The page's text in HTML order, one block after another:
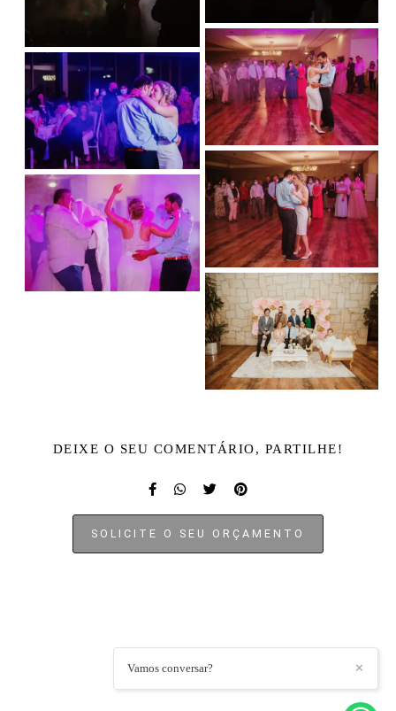
DEIXE O SEU COMENTÁRIO, PARTILHE!
SOLICITE O SEU ORÇAMENTO
MIGUEL LOBO/CONTACTO
✕
Vamos conversar?